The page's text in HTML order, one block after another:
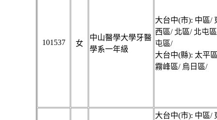
101537 女
中山醫學大學牙醫
學系一年級
大台中(市): 中區/
西區/ 北區/ 北屯
屯區/
大台中(縣): 太平
霧峰區/ 烏日區/
大台中(市): 中區/